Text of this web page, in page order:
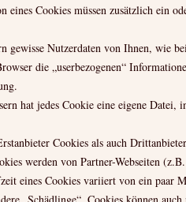
eines Cookies müssen zusätzlich ein
gewisse Nutzerdaten von Ihnen, wie
die „userbezogenen“
hat jedes Cookie eine eigene Datei,
Cookies als auch
werden von Partner-Webseiten
eines Cookies variiert von ein paar